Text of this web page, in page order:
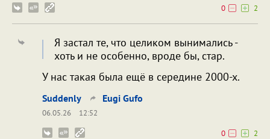
0
2
Я застал те, что целиком вынимались -
хоть и не особенно, вроде бы, стар.
У нас такая была ещё в середине 2000-х.
Suddenly Eugi Gufo
06.05.26
12:52
0
2